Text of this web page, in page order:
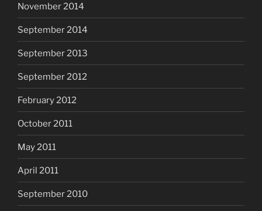
November 2014
September 2014
September 2013
September 2012
February 2012
October 2011
May 2011
April 2011
September 2010